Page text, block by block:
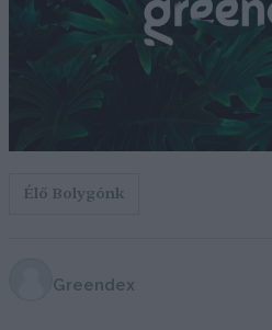
Élő Bolygónk
Greendex